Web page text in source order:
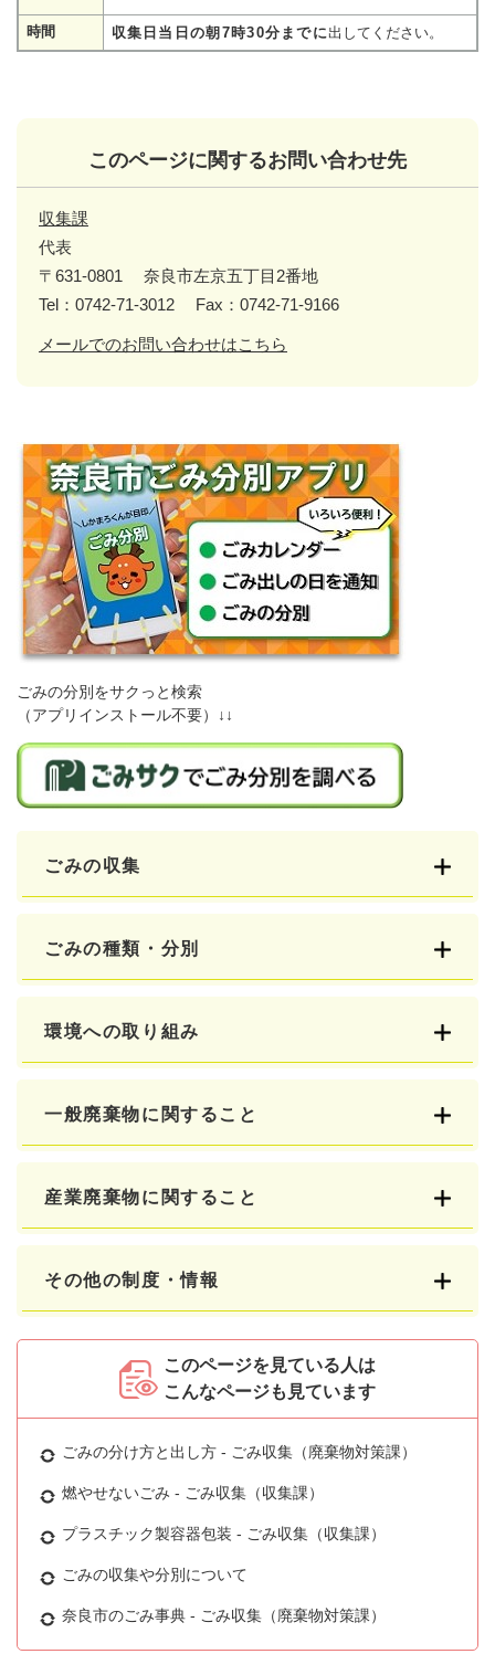
時間 収集日当日の朝7時30分までに出してください。
このページに関するお問い合わせ先
収集課
代表
〒631-0801
奈良市左京五丁目2番地
Tel：0742-71-3012
Fax：0742-71-9166
メールでのお問い合わせはこちら
ごみの分別をサクっと検索
（アプリインストール不要）↓↓
ごみの収集
ごみの種類・分別
環境への取り組み
一般廃棄物に関すること
産業廃棄物に関すること
その他の制度・情報
このページを見ている人は
こんなページも見ています
ごみの分け方と出し方 - ごみ収集（廃棄物対策課）
燃やせないごみ - ごみ収集（収集課）
プラスチック製容器包装 - ごみ収集（収集課）
ごみの収集や分別について
奈良市のごみ事典 - ごみ収集（廃棄物対策課）